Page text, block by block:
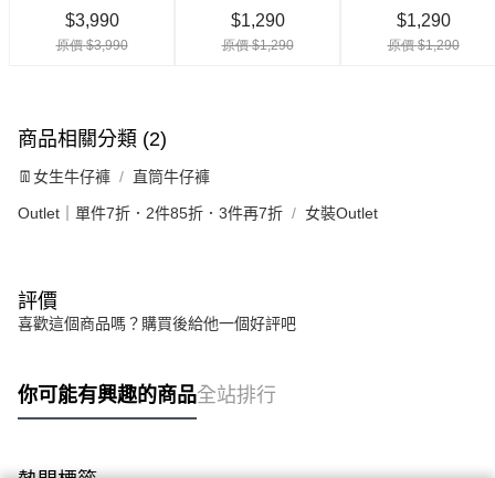
商品相關分類 (2)
👖女生牛仔褲 直筒牛仔褲
Outlet｜單件7折．2件85折．3件再7折 女裝Outlet
評價
喜歡這個商品嗎？購買後給他一個好評吧
你可能有興趣的商品全站排行